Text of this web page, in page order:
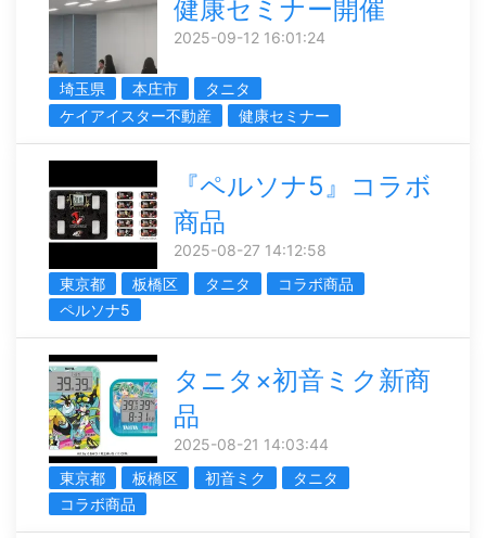
健康セミナー開催
2025-09-12 16:01:24
埼玉県 本庄市
タニタ
ケイアイスター不動産
健康セミナー
『ペルソナ5』コラボ
商品
2025-08-27 14:12:58
東京都
板橋区 タニタ
コラボ商品
ペルソナ5
タニタ×初音ミク新商
品
2025-08-21 14:03:44
東京都
板橋区 初音ミク
タニタ
コラボ商品